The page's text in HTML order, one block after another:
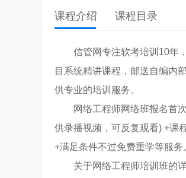
课程介绍 课程目录
信管网专注软考培训10年
目系统精讲课程，邮送自编内
供专业的培训服务。
网络工程师网络班报名首
供录播视频，可反复观看) +课
+满足条件不过免费重学等服务
关于网络工程师培训班的